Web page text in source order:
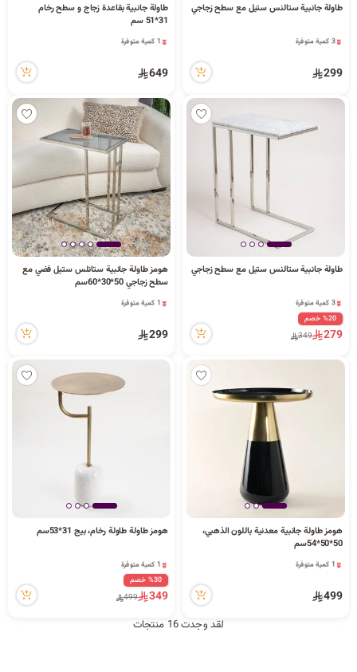
طاولة جانبية ستالنس ستيل مع سطح زجاجي
3 كمية متوفرة
3 كمية متوفرة
299
طاولة جانبية بقاعدة زجاج و سطح رخام
31*51 سم
1 كمية متوفرة
57 مشاهدة مؤخراً
1 كمية متوفرة
649
طاولة جانبية ستالنس ستيل مع سطح زجاجي
3 كمية متوفرة
3 كمية متوفرة
15 مشاهدة مؤخراً%20 خصم
279
349
هومز طاولة جانبية ستانلس ستيل فضي مع
سطح زجاجي 50*30*60سم
1 كمية متوفرة
29 مشاهدة مؤخراً
1 كمية متوفرة
299
هومز طاولة جانبية معدنية باللون الذهبي،
50*50*54سم
1 كمية متوفرة
22 مشاهدة مؤخراً
1 كمية متوفرة
499
هومز طاولة طاولة رخام، بيج 31*53سم
1 كمية متوفرة
1 كمية متوفرة
32 مشاهدة مؤخراً%30 خصم
349
499
لقد وجدت 16 منتجات